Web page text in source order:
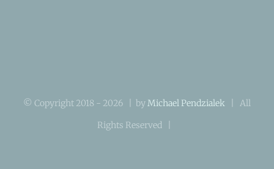
© Copyright 2018 - 2026 | byMichael Pendzialek | All
Rights Reserved |